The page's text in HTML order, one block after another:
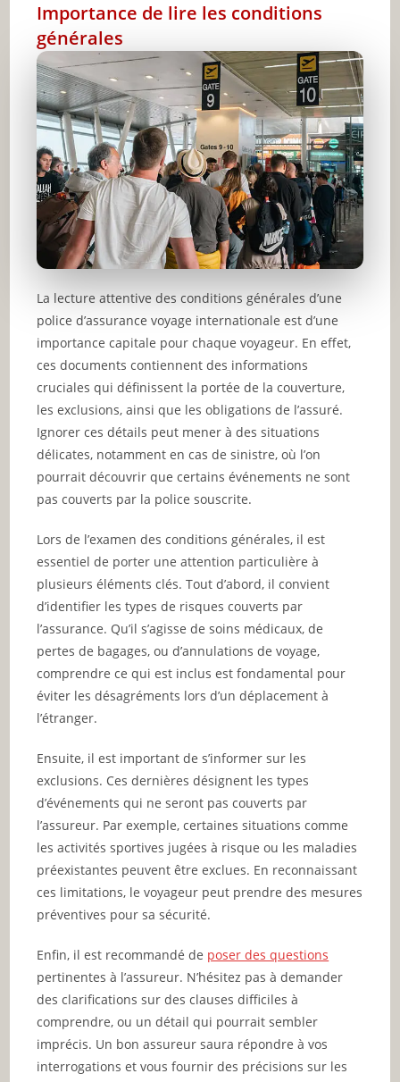
Importance de lire les conditions
générales
La lecture attentive des conditions générales d’une
police d’assurance voyage internationale est d’une
importance capitale pour chaque voyageur. En effet,
ces documents contiennent des informations
cruciales qui définissent la portée de la couverture,
les exclusions, ainsi que les obligations de l’assuré.
Ignorer ces détails peut mener à des situations
délicates, notamment en cas de sinistre, où l’on
pourrait découvrir que certains événements ne sont
pas couverts par la police souscrite.
Lors de l’examen des conditions générales, il est
essentiel de porter une attention particulière à
plusieurs éléments clés. Tout d’abord, il convient
d’identifier les types de risques couverts par
l’assurance. Qu’il s’agisse de soins médicaux, de
pertes de bagages, ou d’annulations de voyage,
comprendre ce qui est inclus est fondamental pour
éviter les désagréments lors d’un déplacement à
l’étranger.
Ensuite, il est important de s’informer sur les
exclusions. Ces dernières désignent les types
d’événements qui ne seront pas couverts par
l’assureur. Par exemple, certaines situations comme
les activités sportives jugées à risque ou les maladies
préexistantes peuvent être exclues. En reconnaissant
ces limitations, le voyageur peut prendre des mesures
préventives pour sa sécurité.
Enfin, il est recommandé de poser des questions
pertinentes à l’assureur. N’hésitez pas à demander
des clarifications sur des clauses difficiles à
comprendre, ou un détail qui pourrait sembler
imprécis. Un bon assureur saura répondre à vos
interrogations et vous fournir des précisions sur les